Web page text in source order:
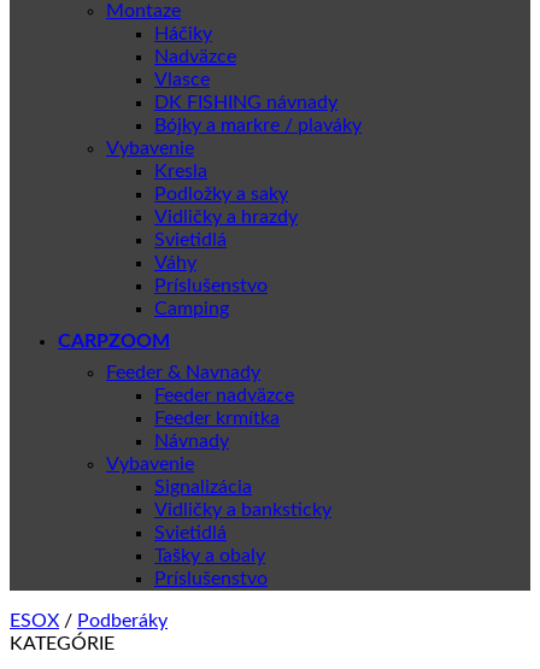
Montaze
Háčiky
Nadväzce
Vlasce
DK FISHING návnady
Bójky a markre / plaváky
Vybavenie
Kresla
Podložky a saky
Vidličky a hrazdy
Svietidlá
Váhy
Príslušenstvo
Camping
CARPZOOM
Feeder & Navnady
Feeder nadväzce
Feeder krmítka
Návnady
Vybavenie
Signalizácia
Vidličky a banksticky
Svietidlá
Tašky a obaly
Príslušenstvo
ESOX / Podberáky
KATEGÓRIE